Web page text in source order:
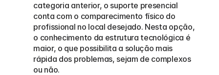
categoria anterior, o suporte presencial
conta com o comparecimento físico do
profissional no local desejado. Nesta opção,
o conhecimento da estrutura tecnológica é
maior, o que possibilita a solução mais
rápida dos problemas, sejam de complexos
ou não.